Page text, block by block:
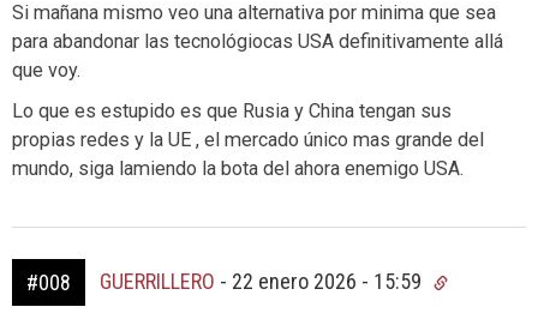
Si mañana mismo veo una alternativa por minima que sea
para abandonar las tecnológiocas USA definitivamente allá
que voy.
Lo que es estupido es que Rusia y China tengan sus
propias redes y la UE , el mercado único mas grande del
mundo, siga lamiendo la bota del ahora enemigo USA.
#008 GUERRILLERO - 22 enero 2026 - 15:59